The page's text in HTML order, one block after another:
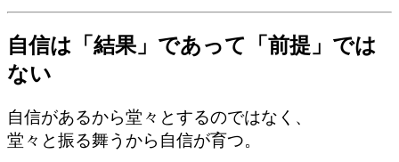
自信は「結果」であって「前提」では
ない
自信があるから堂々とするのではなく、
堂々と振る舞うから自信が育つ。